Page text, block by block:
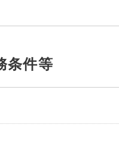
条件等